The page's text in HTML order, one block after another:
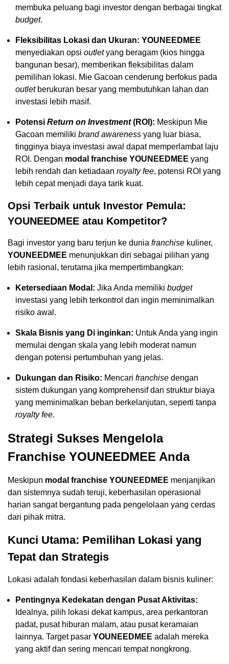
membuka peluang bagi investor dengan berbagai tingkat
budget.
Fleksibilitas Lokasi dan Ukuran: YOUNEEDMEE
menyediakan opsi outletyang beragam (kios hingga
bangunan besar), memberikan fleksibilitas dalam
pemilihan lokasi. Mie Gacoan cenderung berfokus pada
outletberukuran besar yang membutuhkan lahan dan
investasi lebih masif.
Potensi Return on Investment(ROI): Meskipun Mie
Gacoan memiliki brand awareness yang luar biasa,
tingginya biaya investasi awal dapat memperlambat laju
ROI. Dengan modal franchise YOUNEEDMEE yang
lebih rendah dan ketiadaan royalty fee, potensi ROI yang
lebih cepat menjadi daya tarik kuat.
Opsi Terbaik untuk Investor Pemula:
YOUNEEDMEE atau Kompetitor?
Bagi investor yang baru terjun ke dunia franchise kuliner,
YOUNEEDMEE menunjukkan diri sebagai pilihan yang
lebih rasional, terutama jika mempertimbangkan:
Ketersediaan Modal: Jika Anda memiliki budget
investasi yang lebih terkontrol dan ingin meminimalkan
risiko awal.
Skala Bisnis yang Di inginkan: Untuk Anda yang ingin
memulai dengan skala yang lebih moderat namun
dengan potensi pertumbuhan yang jelas.
Dukungan dan Risiko: Mencari franchise dengan
sistem dukungan yang komprehensif dan struktur biaya
yang meminimalkan beban berkelanjutan, seperti tanpa
royalty fee.
Strategi Sukses Mengelola
Franchise YOUNEEDMEE Anda
Meskipun modal franchise YOUNEEDMEE menjanjikan
dan sistemnya sudah teruji, keberhasilan operasional
harian sangat bergantung pada pengelolaan yang cerdas
dari pihak mitra.
Kunci Utama: Pemilihan Lokasi yang
Tepat dan Strategis
Lokasi adalah fondasi keberhasilan dalam bisnis kuliner:
Pentingnya Kedekatan dengan Pusat Aktivitas:
Idealnya, pilih lokasi dekat kampus, area perkantoran
padat, pusat hiburan malam, atau pusat keramaian
lainnya. Target pasar YOUNEEDMEE adalah mereka
yang aktif dan sering mencari tempat nongkrong.